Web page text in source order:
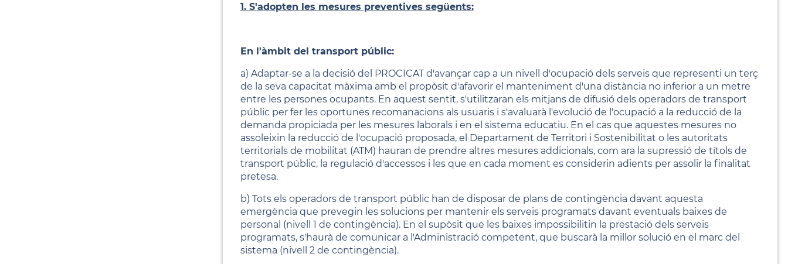
1. S'adopten les mesures preventives següents:
En l'àmbit del transport públic:
a) Adaptar-se a la decisió del PROCICAT d'avançar cap a un nivell d'ocupació dels serveis que representi un terç
de la seva capacitat màxima amb el propòsit d'afavorir el manteniment d'una distància no inferior a un metre
entre les persones ocupants. En aquest sentit, s'utilitzaran els mitjans de difusió dels operadors de transport
públic per fer les oportunes recomanacions als usuaris i s'avaluarà l'evolució de l'ocupació a la reducció de la
demanda propiciada per les mesures laborals i en el sistema educatiu. En el cas que aquestes mesures no
assoleixin la reducció de l'ocupació proposada, el Departament de Territori i Sostenibilitat o les autoritats
territorials de mobilitat (ATM) hauran de prendre altres mesures addicionals, com ara la supressió de títols de
transport públic, la regulació d'accessos i les que en cada moment es considerin adients per assolir la finalitat
pretesa.
b) Tots els operadors de transport públic han de disposar de plans de contingència davant aquesta
emergència que prevegin les solucions per mantenir els serveis programats davant eventuals baixes de
personal (nivell 1 de contingència). En el supòsit que les baixes impossibilitin la prestació dels serveis
programats, s'haurà de comunicar a l'Administració competent, que buscarà la millor solució en el marc del
sistema (nivell 2 de contingència).